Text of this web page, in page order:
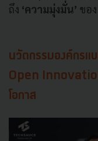
ถึง ‘ความมุ่งมั่น’ ขอ
นวัตกรรมองค์กร
Open
โอกาส